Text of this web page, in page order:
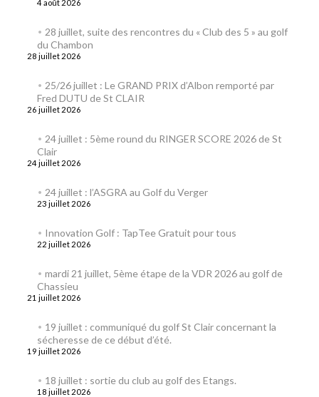
4 août 2026
28 juillet, suite des rencontres du « Club des 5 » au golf
du Chambon
28 juillet 2026
25/26 juillet : Le GRAND PRIX d’Albon remporté par
Fred DUTU de St CLAIR
26 juillet 2026
24 juillet : 5ème round du RINGER SCORE 2026 de St
Clair
24 juillet 2026
24 juillet : l’ASGRA au Golf du Verger
23 juillet 2026
Innovation Golf : TapTee Gratuit pour tous
22 juillet 2026
mardi 21 juillet, 5ème étape de la VDR 2026 au golf de
Chassieu
21 juillet 2026
19 juillet : communiqué du golf St Clair concernant la
sécheresse de ce début d’été.
19 juillet 2026
18 juillet : sortie du club au golf des Etangs.
18 juillet 2026